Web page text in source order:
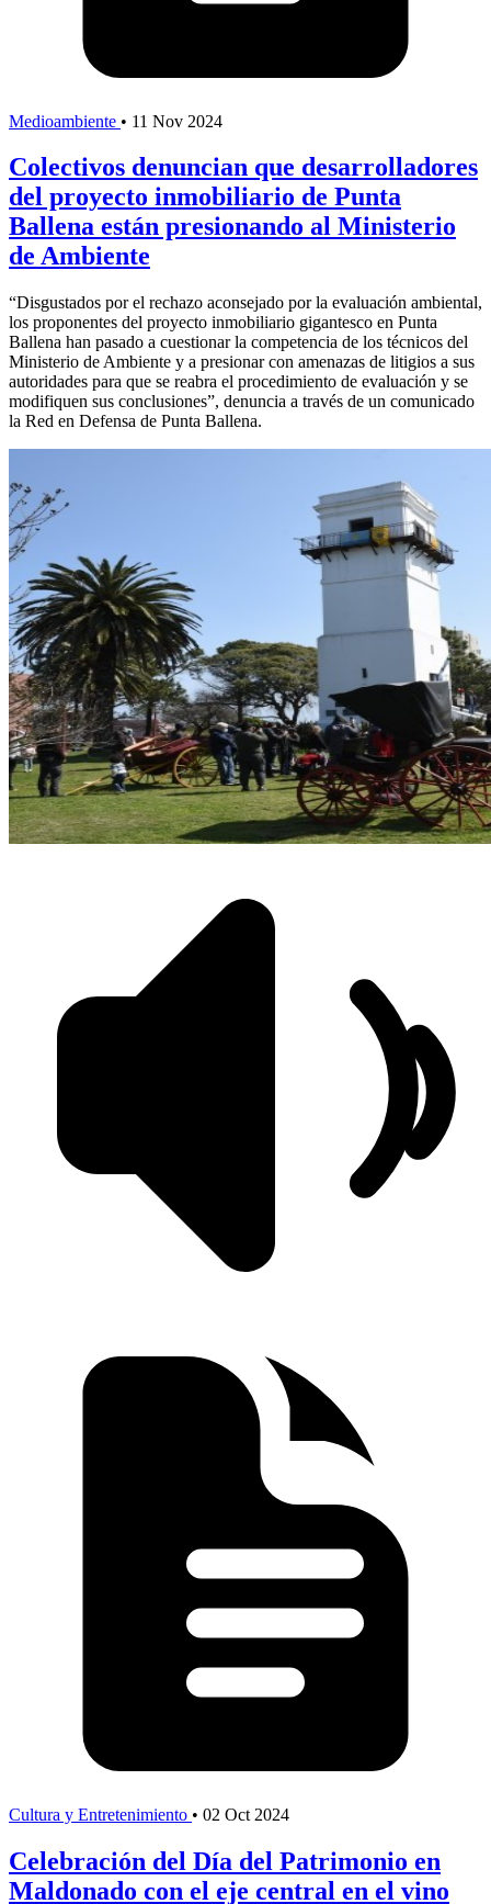
Medioambiente • 11 Nov 2024
Colectivos denuncian que desarrolladores
del proyecto inmobiliario de Punta
Ballena están presionando al Ministerio
de Ambiente
“Disgustados por el rechazo aconsejado por la evaluación ambiental,
los proponentes del proyecto inmobiliario gigantesco en Punta
Ballena han pasado a cuestionar la competencia de los técnicos del
Ministerio de Ambiente y a presionar con amenazas de litigios a sus
autoridades para que se reabra el procedimiento de evaluación y se
modifiquen sus conclusiones”, denuncia a través de un comunicado
la Red en Defensa de Punta Ballena.
Cultura y Entretenimiento • 02 Oct 2024
Celebración del Día del Patrimonio en
Maldonado con el eje central en el vino